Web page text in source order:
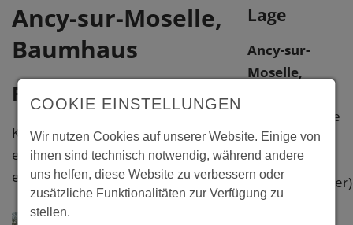
Ancy-sur-Moselle,
Baumhaus
Fotos
Klicken Sie bitte auf das Foto, um
eine vergrößerte Darstellung zu
erhalten.
Lage
Ancy-sur-
Moselle,
Waldrand nahe
D6b Richtung
Gorze
(Hinweisschilder)
F-57130 Ancy
COOKIE EINSTELLUNGEN
Wir nutzen Cookies auf unserer Website. Einige von
ihnen sind technisch notwendig, während andere
uns helfen, diese Website zu verbessern oder
zusätzliche Funktionalitäten zur Verfügung zu
stellen.